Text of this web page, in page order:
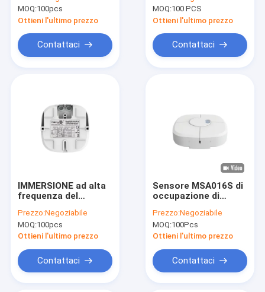
CC 24V
MOQ:100pcs
Ottieni l'ultimo prezzo
Contattaci
MOQ:100 PCS
Ottieni l'ultimo prezzo
Contattaci
IMMERSIONE ad alta
frequenza del
microonda di
Dimmable 5.8GHz
che mette MC083V
Prezzo:Negoziabile
MOQ:100pcs
Ottieni l'ultimo prezzo
Contattaci
Sensore MSA016S di
occupazione di
IP20 RC SOPRA FUORI
dalla funzione di
controllo
Prezzo:Negoziabile
MOQ:100Pcs
Ottieni l'ultimo prezzo
Contattaci